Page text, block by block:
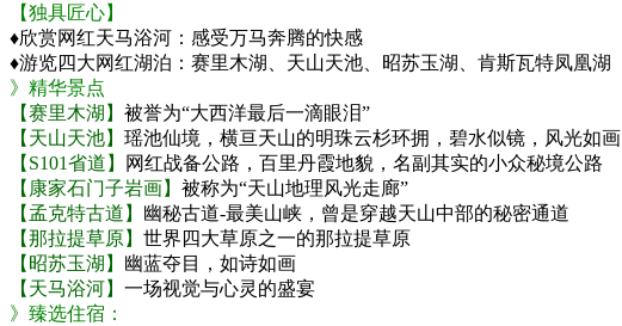
【独具匠心】
♦欣赏网红天马浴河：感受万马奔腾的快感
♦游览四大网红湖泊：赛里木湖、天山天池、昭苏玉湖、肯斯瓦特凤凰湖
》精华景点
【赛里木湖】 被誉为“大西洋最后一滴眼泪”
【天山天池】 瑶池仙境，横亘天山的明珠云杉环拥，碧水似镜，风光如画
【S101省道】
网红战备公路，百里丹霞地貌，名副其实的小众秘境公路
【康家石门子岩画】 被称为“天山地理风光走廊”
【孟克特古道】 幽秘古道-最美山峡，曾是穿越天山中部的秘密通道
【那拉提草原】 世界四大草原之一的那拉提草原
【昭苏玉湖】 幽蓝夺目，如诗如画
【天马浴河】 一场视觉与心灵的盛宴
》臻选住宿：